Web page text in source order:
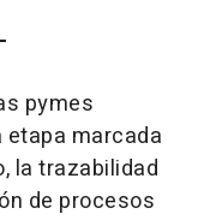
pymes
etapa marcada
la trazabilidad
de procesos